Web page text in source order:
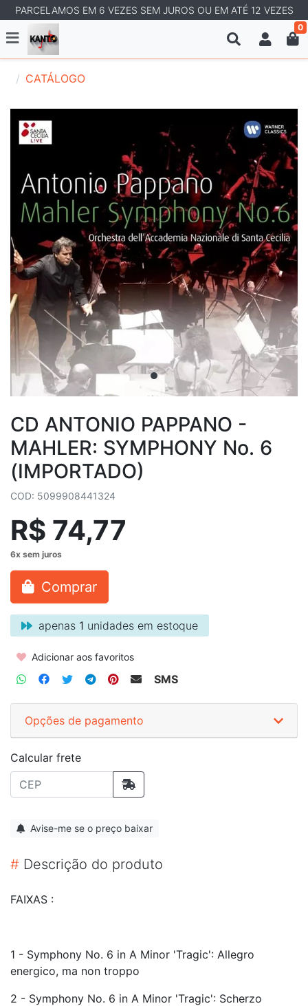
PARCELAMOS EM 6 VEZES SEM JUROS OU EM ATÉ 12 VEZES
0
CATÁLOGO
CD ANTONIO PAPPANO -
MAHLER: SYMPHONY No. 6
(IMPORTADO)
COD: 5099908441324
R$ 74,77
Comprar
apenas 1 unidades em estoque
Adicionar aos favoritos
SMS
Opções de pagamento
Calcular frete
Avise-me se o preço baixar
# Descrição do produto
FAIXAS :
1 - Symphony No. 6 in A Minor 'Tragic': Allegro
energico, ma non troppo
2 - Symphony No. 6 in A Minor 'Tragic': Scherzo